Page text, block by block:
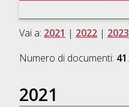
Vai a: 2021 | 2022| 2023
Numero di documenti: 41.
2021